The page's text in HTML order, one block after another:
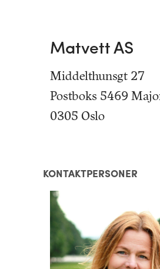
Matvett AS
Middelthunsgt 27
Postboks 5469
0305 Oslo
KONTAKTPERSONER